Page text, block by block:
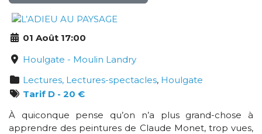
01 Août 17:00
Houlgate - Moulin Landry
Lectures, Lectures-spectacles, Houlgate
Tarif D - 20 €
À quiconque pense qu’on n’a plus grand-chose à
apprendre des peintures de Claude Monet, trop vues,